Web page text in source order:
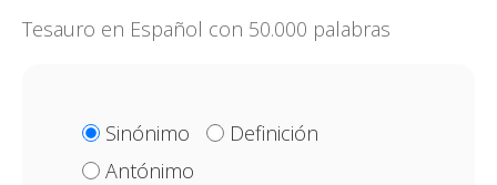
Tesauro en Español con 50.000 palabras
Sinónimo
Definición
Antónimo